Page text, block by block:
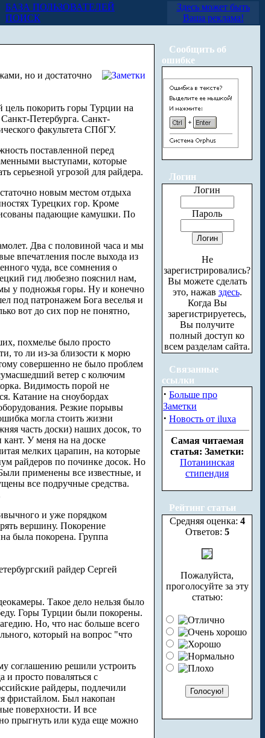
БАЗА ПОЛЬЗОВАТЕЛЕЙ
ПОИСК
Здесь может быть
Ваша реклама!
но и достаточно
цель покорить горы Турции на
Петербурга. Санкт-
факультета СПбГУ.
поставленной перед
выступами, которые
серьезной угрозой для райдера.
новым местом отдыха
Турецких гор. Кроме
падающие камушки. По
Два с половиной часа и мы
впечатления после выхода из
чуда, все сомнения о
гид любезно пояснил нам,
у подножья горы. Ну и конечно
под патронажем Бога веселья и
вот до сих пор не понятно,
похмелье было просто
то ли из-за близости к морю
совершенно не было проблем
ветер с колючим
Видимость порой не
Катание на сноубордах
Резкие порывы
могла стоить жизни
часть доски) наших досок, то
У меня на на доске
мелких царапин, на которые
райдеров по починке досок. Но
применены все известные, и
все подручные средства.
и уже порядком
вершину. Покорение
была покорена. Группа
райдер Сергей
Такое дело нельзя было
Горы Турции были покорены.
Но, что нас больше всего
который на вопрос "что
соглашению решили устроить
и просто поваляться с
райдеры, подлечили
фристайлом. Был накопан
поверхности. И все
прыгнуть или куда еще можно
Сообщить об
ошибке
Логин
Логин
Пароль
Не
зарегистрировались?
Вы можете сделать
это, нажав здесь.
Когда Вы
зарегистрируетесь,
Вы получите
полный доступ ко
всем разделам сайта.
Связанные
ссылки
· Больше про
Заметки
· Новость от iluxa
Самая читаемая
статья: Заметки:
Потанинская
стипендия
Рейтинг статьи
Средняя оценка: 4
Ответов: 5
Пожалуйста,
проголосуйте за эту
статью: